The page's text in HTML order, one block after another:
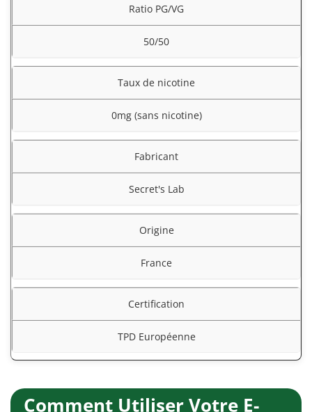
Ratio PG/VG
50/50
Taux de nicotine
0mg (sans nicotine)
Fabricant
Secret's Lab
Origine
France
Certification
TPD Européenne
Comment Utiliser Votre E-